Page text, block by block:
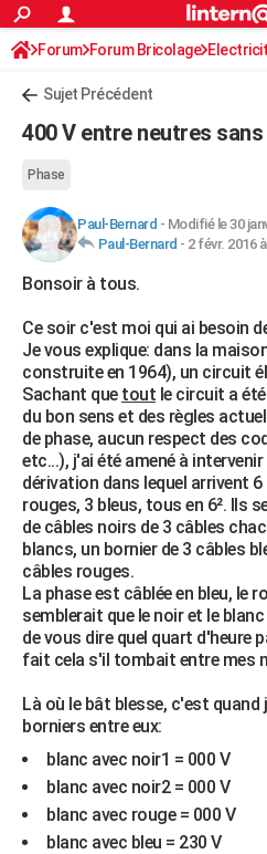
ACTUALITÉS
Politique
Société
Faits Divers
Education
Monde
Villes
+
AUTO
Essais
Réserver un essai
Citadines
Berlines
SUV
Forum auto
+HIGH-TECH
Mobiles
Meilleur smartphone
Internet
Ordinateurs
Jeux vidéo
Guide high-tech
+
Forum
Aménagement intérieur
Extérieur
Cuisine
Salle de bains
Jardinage
Rangement
WEEK-END
Guides de France
Escapades
Patrimoine
Expositions
Musées
Week-end nature
+LIFESTYLE
Art de vivre
Bien-être
Loisirs
Mode
Modes de vie
SANTE
Alimentation
Guide de la santé
Maladies
Médicaments
Sommeil
VOYAGE
Destinations
City break
Voyage nature
Voyage de noces
Forum
Climat
PHOTO
GUIDES D'ACHAT
BONS PLANS
CARTE DE VOEUX
Carte de Noël
Carte Bonne année
Carte Saint-Valentin
Carte Pâques
Carte d'anniversaire
DICTIONNAIRE
COPAINS D'AVANT
AVIS DE DÉCÈS
Forum Forum Bricolage
Sujet Précédent
400 V entre neutres
Phase
Paul-Bernard - Modifié le 30
Paul-Bernard - 2 févr. 2016
Bonsoir à tous.
Ce soir c'est moi qui ai besoin
Je vous explique: dans la
construite en 1964), un circuit
Sachant que tout le circuit a
du bon sens et des règles
de phase, aucun respect des
etc...), j'ai été amené à
dérivation dans lequel arrivent
rouges, 3 bleus, tous en 6². Ils
de câbles noirs de 3 câbles
blancs, un bornier de 3 câbles
câbles rouges.
La phase est câblée en bleu, le
semblerait que le noir et le
de vous dire quel quart d'heure
fait cela s'il tombait entre mes
Là où le bât blesse, c'est
borniers entre eux:
blanc avec noir1 = 000 V
blanc avec noir2 = 000 V
blanc avec rouge = 000 V
blanc avec bleu = 230 V